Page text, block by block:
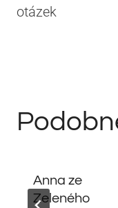
příspěvek
otázek
Anna ze
Zeleného